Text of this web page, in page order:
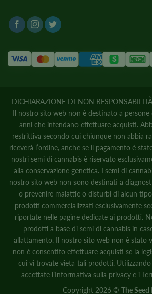
DICHIARAZIONE DI NON
Il nostro sito web non è destinato a persone
anni che intendano effettuare acquisti.
restrittiva secondo cui chiunque non abbia
riceverà l’ordine, anche se il pagamento è
nostri semi di cannabis è riservato
alla conservazione genetica. I semi di
nostro sito web non sono destinati a
o prevenire malattie o disturbi di alcun
prodotti commercializzati esclusivamente
riportate nelle pagine dedicate ai prodotti.
prodotti a base di semi di cannabis in
allattamento. Il nostro sito web non è stato
non è consentito effettuare acquisti se la
cui vi trovate vieta tali prodotti.
accettate l’Informativa sulla privacy e i
Copyright 2026 © The Seed